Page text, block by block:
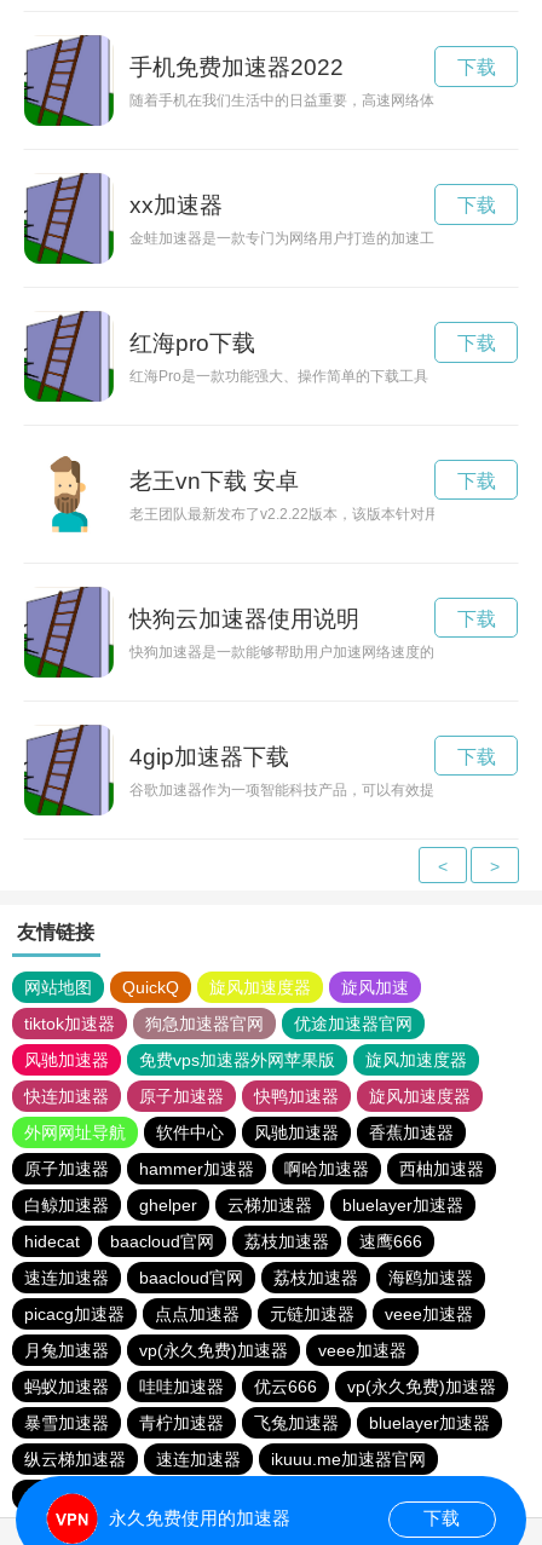
手机免费加速器2022
随着手机在我们生活中的日益重要，高速网络体验变得尤为关
下载
xx加速器
金蛙加速器是一款专门为网络用户打造的加速工具，能够有效
下载
红海pro下载
红海Pro是一款功能强大、操作简单的下载工具，可以帮助用户
下载
老王vn下载 安卓
老王团队最新发布了v2.2.22版本，该版本针对用户反馈意见进
下载
快狗云加速器使用说明
快狗加速器是一款能够帮助用户加速网络速度的软件，但是付
下载
4gip加速器下载
谷歌加速器作为一项智能科技产品，可以有效提高用户的网络
下载
< >
友情链接
网站地图 QuickQ 旋风加速度器
旋风加速
tiktok加速器
狗急加速器官网
优途加速器官网
风驰加速器
免费vps加速器外网苹果版
旋风加速度器
快连加速器
原子加速器 快鸭加速器
旋风加速度器
外网网址导航
软件中心 风驰加速器
香蕉加速器
原子加速器
hammer加速器 啊哈加速器
西柚加速器
白鲸加速器
ghelper 云梯加速器
bluelayer加速器
hidecat
baacloud官网 荔枝加速器
速鹰666
速连加速器
baacloud官网 荔枝加速器
海鸥加速器
picacg加速器
点点加速器 元链加速器
veee加速器
月兔加速器
vp(永久免费)加速器
veee加速器
蚂蚁加速器
哇哇加速器 优云666
vp(永久免费)加速器
暴雪加速器
青柠加速器 飞兔加速器
bluelayer加速器
纵云梯加速器
速连加速器
ikuuu.me加速器官网
盘古加速器
永久免费使用的加速器 下载